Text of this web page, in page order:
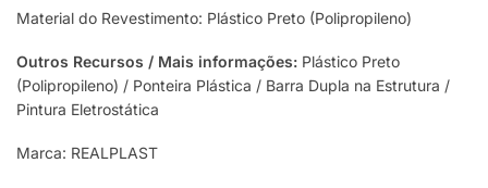
Material do Revestimento: Plástico Preto (Polipropileno)
Outros Recursos / Mais informações: Plástico Preto
(Polipropileno) / Ponteira Plástica / Barra Dupla na Estrutura /
Pintura Eletrostática
Marca: REALPLAST